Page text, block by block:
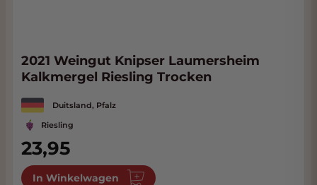
2021 Weingut Knipser Laumersheim
Kalkmergel Riesling Trocken
Duitsland, Pfalz
Riesling
23,95
In Winkelwagen